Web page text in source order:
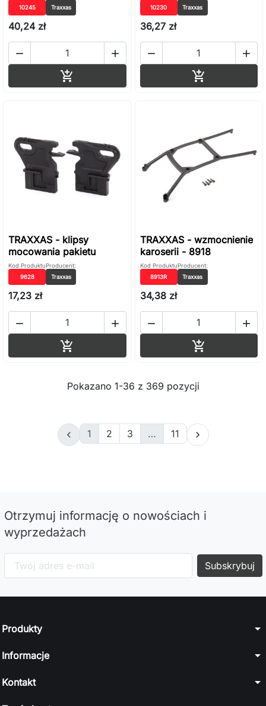
10245
Traxxas
40,24 zł
 

10230
Traxxas
36,27 zł
 

TRAXXAS - klipsy
mocowania pakietu
Kod Produktu
9628
Producent:
Traxxas
17,23 zł
 

TRAXXAS - wzmocnienie
karoserii - 8918
Kod Produktu
8913R
Producent:
Traxxas
34,38 zł
 

Pokazano 1-36 z 369 pozycji
 1 2 3 … 11 
Otrzymuj informację o nowościach i
wyprzedażach
Produkty arrow_drop_down
Informacje arrow_drop_down
Kontakt arrow_drop_down